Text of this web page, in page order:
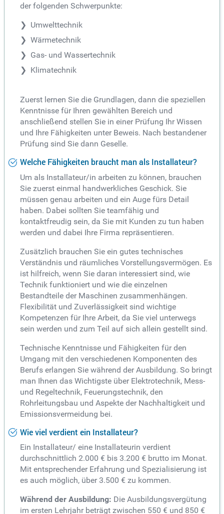
der folgenden Schwerpunkte:
Umwelttechnik
Wärmetechnik
Gas- und Wassertechnik
Klimatechnik
Zuerst lernen Sie die Grundlagen, dann die speziellen
Kenntnisse für Ihren gewählten Bereich und
anschließend stellen Sie in einer Prüfung Ihr Wissen
und Ihre Fähigkeiten unter Beweis. Nach bestandener
Prüfung sind Sie dann Geselle.
Welche Fähigkeiten braucht man als Installateur?
Um als Installateur/in arbeiten zu können, brauchen
Sie zuerst einmal handwerkliches Geschick. Sie
müssen genau arbeiten und ein Auge fürs Detail
haben. Dabei sollten Sie teamfähig und
kontaktfreudig sein, da Sie mit Kunden zu tun haben
werden und dabei Ihre Firma repräsentieren.
Zusätzlich brauchen Sie ein gutes technisches
Verständnis und räumliches Vorstellungsvermögen. Es
ist hilfreich, wenn Sie daran interessiert sind, wie
Technik funktioniert und wie die einzelnen
Bestandteile der Maschinen zusammenhängen.
Flexibilität und Zuverlässigkeit sind wichtige
Kompetenzen für Ihre Arbeit, da Sie viel unterwegs
sein werden und zum Teil auf sich allein gestellt sind.
Technische Kenntnisse und Fähigkeiten für den
Umgang mit den verschiedenen Komponenten des
Berufs erlangen Sie während der Ausbildung. So bringt
man Ihnen das Wichtigste über Elektrotechnik, Mess-
und Regeltechnik, Feuerungstechnik, den
Rohrleitungsbau und Aspekte der Nachhaltigkeit und
Emissionsvermeidung bei.
Wie viel verdient ein Installateur?
Ein Installateur/ eine Installateurin verdient
durchschnittlich 2.000 € bis 3.200 € brutto im Monat.
Mit entsprechender Erfahrung und Spezialisierung ist
es auch möglich, über 3.500 € zu kommen.
Während der Ausbildung: Die Ausbildungsvergütung
im ersten Lehrjahr beträgt zwischen 550 € und 850 €